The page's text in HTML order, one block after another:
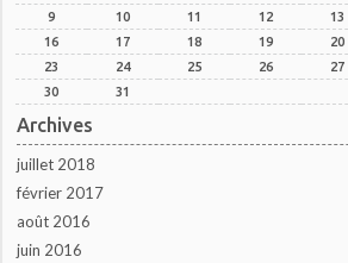
9
10 11 12 13
16
17 18 19 20
23
24 25 26 27
30
31
Archives
juillet 2018
février 2017
août 2016
juin 2016